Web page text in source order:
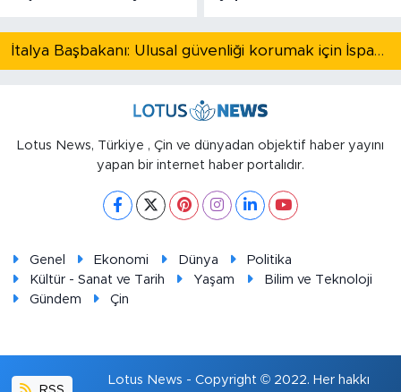
İtalya Başbakanı: Ulusal güvenliği korumak için İspanya ile Schengen kapsamındaki serbest dolaşımı askıya alıyoruz
Lotus News, Türkiye , Çin ve dünyadan objektif haber yayını
yapan bir internet haber portalıdır.
Genel Ekonomi Dünya
Politika
Kültür - Sanat ve Tarih
Yaşam
Bilim ve Teknoloji
Gündem
Çin
Lotus News - Copyright © 2022. Her hakkı